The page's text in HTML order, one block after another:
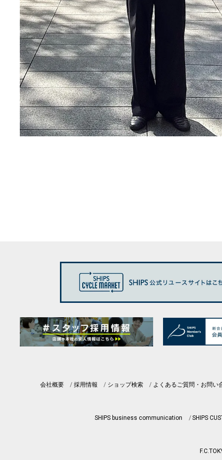
会社概要 採用情報 ショップ検索 よくあるご質問・お問い
SHIPS business communication SHIPS